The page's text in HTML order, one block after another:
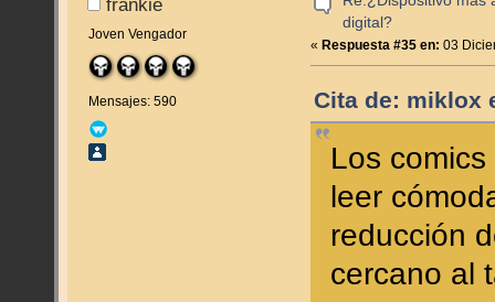
frankie
Joven Vengador
Mensajes: 590
digital?
«Respuesta #35 en: 03
Cita de: miklox
Los
leer
reducción
cercano al